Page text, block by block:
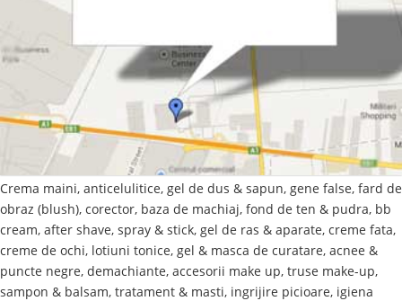
Crema maini, anticelulitice, gel de dus & sapun, gene false, fard de
obraz (blush), corector, baza de machiaj, fond de ten & pudra, bb
cream, after shave, spray & stick, gel de ras & aparate, creme fata,
creme de ochi, lotiuni tonice, gel & masca de curatare, acnee &
puncte negre, demachiante, accesorii make up, truse make-up,
sampon & balsam, tratament & masti, ingrijire picioare, igiena